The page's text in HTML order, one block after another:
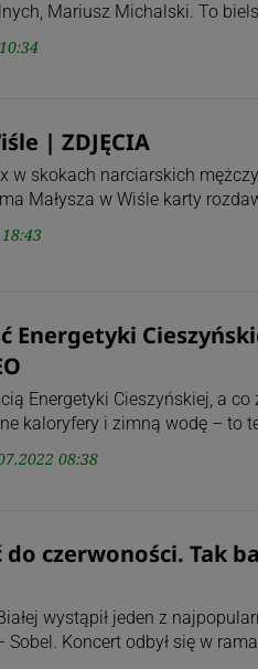
Mariusz Michalski. To
| ZDJĘCIA
w skokach narciarskich
Małysza w Wiśle karty
Energetyki
Energetyki Cieszyńskiej, a
kaloryfery i zimną wodę – to
08:38
do czerwoności. Tak
wystąpił jeden z
Koncert odbył się w